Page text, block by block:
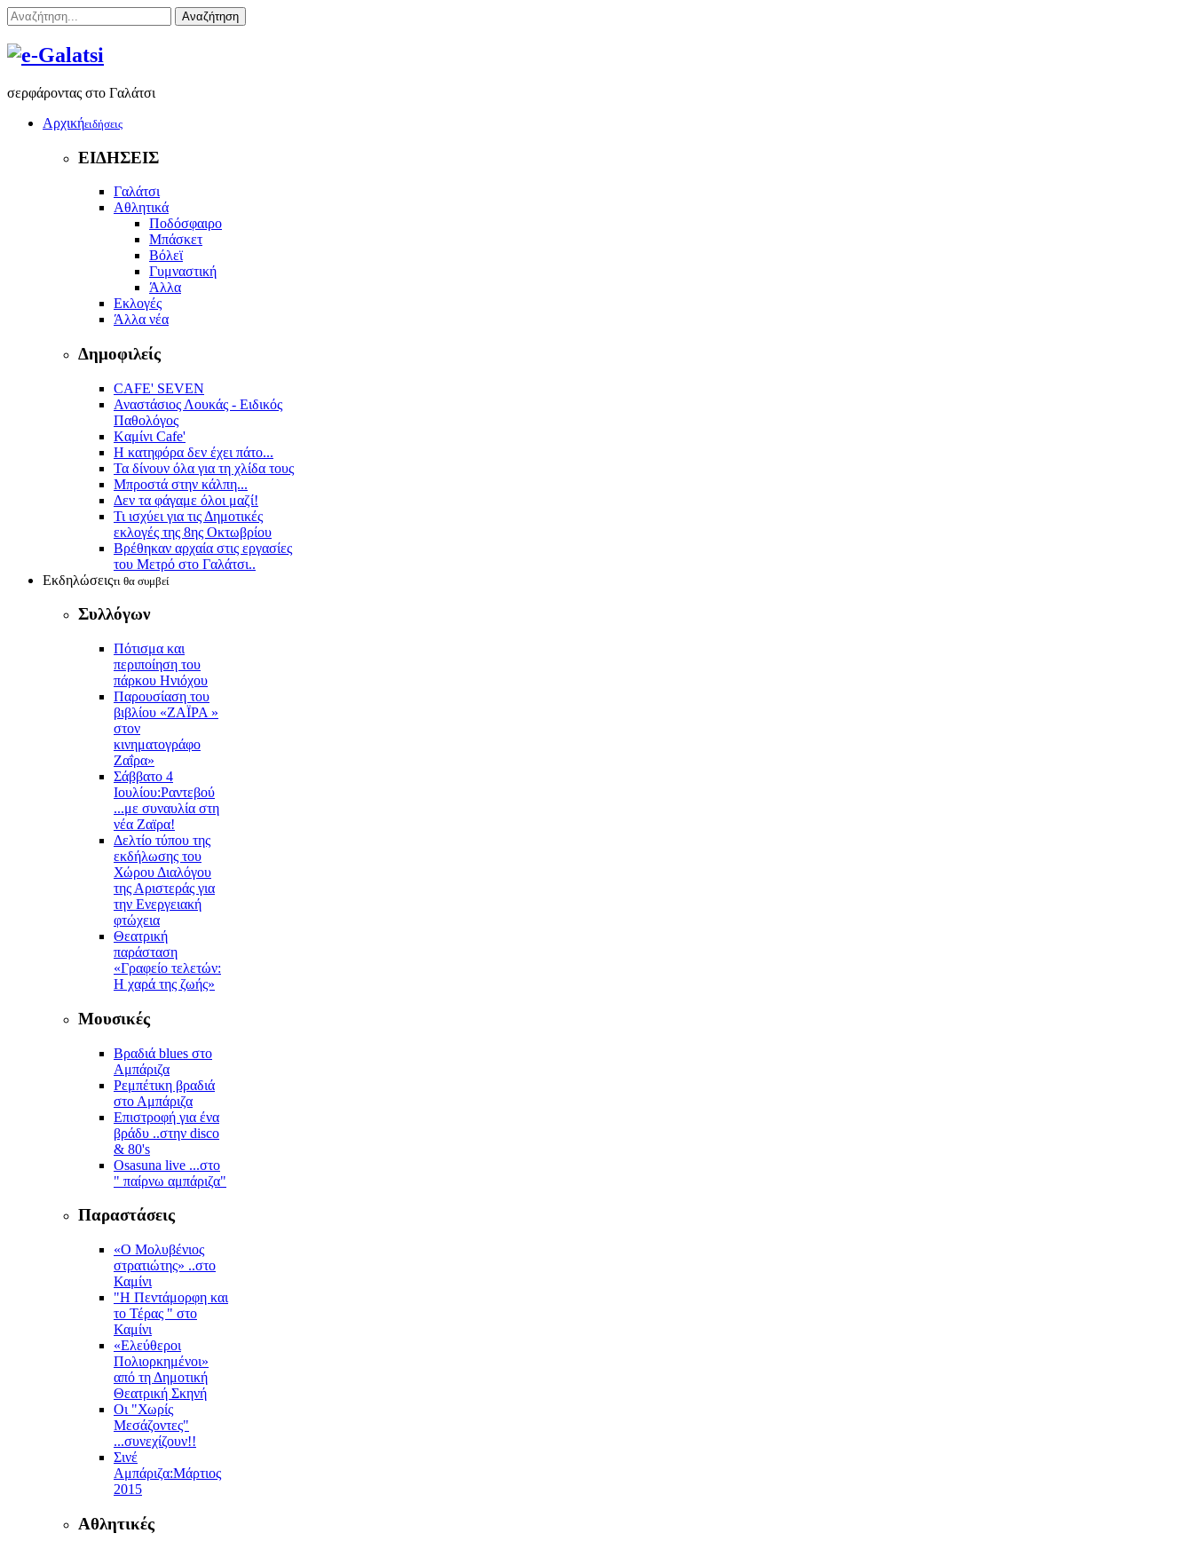
Αναζήτηση
σερφάροντας στο Γαλάτσι
Αρχικήειδήσεις
ΕΙΔΗΣΕΙΣ
Γαλάτσι
Αθλητικά
Ποδόσφαιρο
Μπάσκετ
Βόλεϊ
Γυμναστική
Άλλα
Εκλογές
Άλλα νέα
Δημοφιλείς
CAFE' SEVEN
Αναστάσιος Λουκάς - Ειδικός
Παθολόγος
Kαμίνι Cafe'
Η κατηφόρα δεν έχει πάτο...
Τα δίνουν όλα για τη χλίδα τους
Μπροστά στην κάλπη...
Δεν τα φάγαμε όλοι μαζί!
Τι ισχύει για τις Δημοτικές
εκλογές της 8ης Οκτωβρίου
Βρέθηκαν αρχαία στις εργασίες
του Μετρό στο Γαλάτσι..
Εκδηλώσειςτι θα συμβεί
Συλλόγων
Πότισμα και
περιποίηση του
πάρκου Ηνιόχου
Παρουσίαση του
βιβλίου «ΖΑΪΡΑ »
στον
κινηματογράφο
Ζαΐρα»
Σάββατο 4
Ιουλίου:Ραντεβού
...με συναυλία στη
νέα Ζαϊρα!
Δελτίο τύπου της
εκδήλωσης του
Χώρου Διαλόγου
της Αριστεράς για
την Ενεργειακή
φτώχεια
Θεατρική
παράσταση
«Γραφείο τελετών:
Η χαρά της ζωής»
Μουσικές
Βραδιά blues στο
Αμπάριζα
Ρεμπέτικη βραδιά
στο Αμπάριζα
Επιστροφή για ένα
βράδυ ..στην disco
& 80's
Osasuna live ...στο
" παίρνω αμπάριζα"
Παραστάσεις
«Ο Μολυβένιος
στρατιώτης» ..στο
Καμίνι
"Η Πεντάμορφη και
το Τέρας " στο
Καμίνι
«Ελεύθεροι
Πολιορκημένοι»
από τη Δημοτική
Θεατρική Σκηνή
Οι "Χωρίς
Μεσάζοντες"
...συνεχίζουν!!
Σινέ
Αμπάριζα:Mάρτιος
2015
Αθλητικές